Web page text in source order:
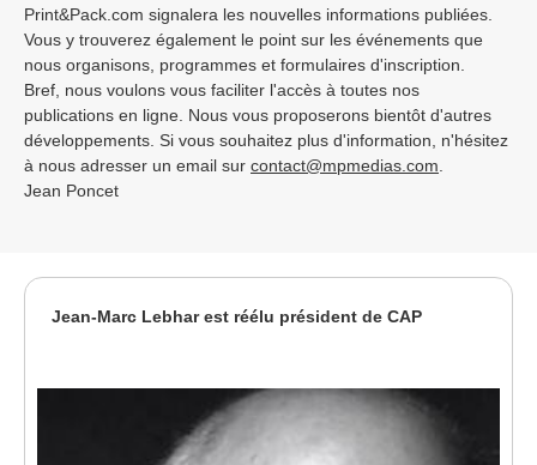
Print&Pack.com signalera les nouvelles informations publiées.
Vous y trouverez également le point sur les événements que
nous organisons, programmes et formulaires d'inscription.
Bref, nous voulons vous faciliter l'accès à toutes nos
publications en ligne. Nous vous proposerons bientôt d'autres
développements. Si vous souhaitez plus d'information, n'hésitez
à nous adresser un email sur contact@mpmedias.com
Jean Poncet
Jean-Marc Lebhar est réélu président de CAP